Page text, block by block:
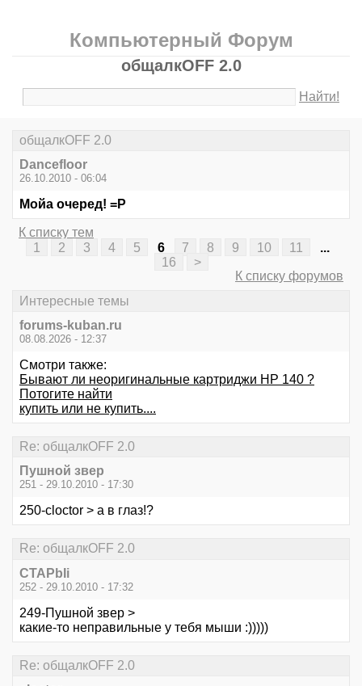
Компьютерный Форум
общалкOFF 2.0
Найти!
общалкOFF 2.0
Dancefloor
26.10.2010 - 06:04
Мойа очеред! =Р
К списку тем
1
2 3 4 5 6 7 8 9 10 11
16
>
К списку форумов
Интересные темы
forums-kuban.ru
08.08.2026 - 12:37
Смотри также:
Бывают ли неоригинальные картриджи HP 140 ?
Потогите найти
купить или не купить....
Re: общалкOFF 2.0
Пушной звер
251 - 29.10.2010 - 17:30
250-cloctor > а в глаз!?
Re: общалкOFF 2.0
CTAPbIi
252 - 29.10.2010 - 17:32
249-Пушной звер >
какие-то неправильные у тебя мыши :)))))
Re: общалкOFF 2.0